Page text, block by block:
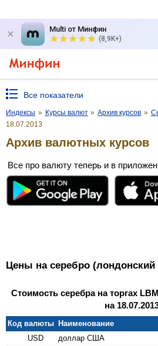
Multi от Минфин
(8,9K+)
Все показатели
Индексы » Курсы валют » Архив курсов »
18.07.2013
Архив валютных курсов
Все про валюту теперь и в
Цены на серебро (лондонский
Стоимость серебра на торгах
на
Код валюты Наименование
USD
доллар США